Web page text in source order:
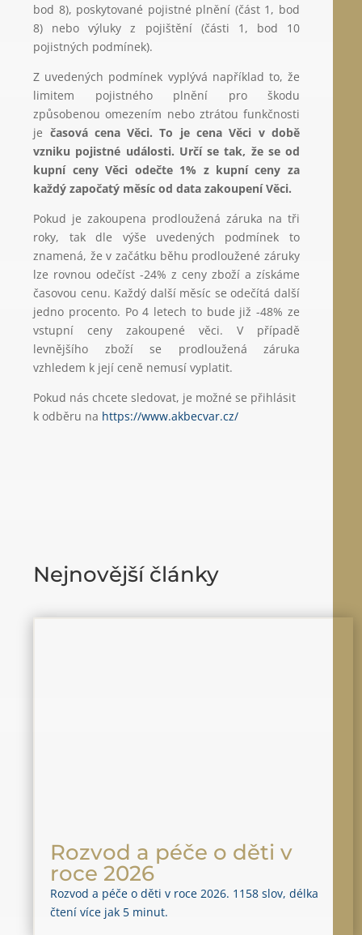
bod 8), poskytované pojistné plnění (část 1, bod
8) nebo výluky z pojištění (části 1, bod 10
pojistných podmínek).
Z uvedených podmínek vyplývá například to, že
limitem pojistného plnění pro škodu
způsobenou omezením nebo ztrátou funkčnosti
je časová cena Věci. To jecena Věci v době
vzniku pojistné události. Určí se tak, že se od
kupní ceny Věci odečte 1% z kupní ceny za
každý započatý měsíc od data zakoupení Věci.
Pokud je zakoupena prodloužená záruka na tři
roky, tak dle výše uvedených podmínek to
znamená, že v začátku běhu prodloužené záruky
lze rovnou odečíst -24% z ceny zboží a získáme
časovou cenu. Každý další měsíc se odečítá další
jedno procento. Po 4 letech to bude již -48% ze
vstupní ceny zakoupené věci. V případě
levnějšího zboží se prodloužená záruka
vzhledem k její ceně nemusí vyplatit.
Pokud nás chcete sledovat, je možné se přihlásit
k odběru na https://www.akbecvar.cz/
Nejnovější články
Rozvod a péče o děti v
roce 2026
Rozvod a péče o děti v roce 2026. 1158 slov, délka
čtení více jak 5 minut.